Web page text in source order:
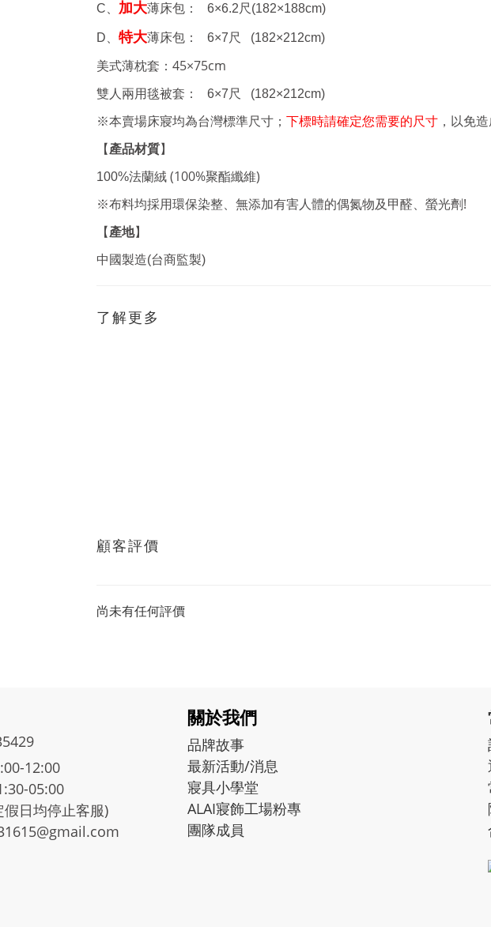
C、 加大薄床包： 6×6.2尺 (182×188cm)
D、 特大薄床包： 6×7尺 (182×212cm)
美式薄枕套： 45×75cm
雙人兩用毯被套： 6×7尺 (182×212cm)
※本賣場床寢均為台灣標準尺寸； 下標時請確定您需要的尺寸 ，以免
【 產品材質】
100%法蘭絨 (100%聚酯纖維)
※布料均採用環保染整、無添加有害人體的偶氮物及甲醛、螢光劑 !
【 產地】
中國製造(台商監製)
了解更多
顧客評價
尚未有任何評價
12:00
05:00
日均停止客服)
關於我們
品牌故事
最新活動/消息
寢具小學堂
ALAI寢飾工場粉專
團隊成員